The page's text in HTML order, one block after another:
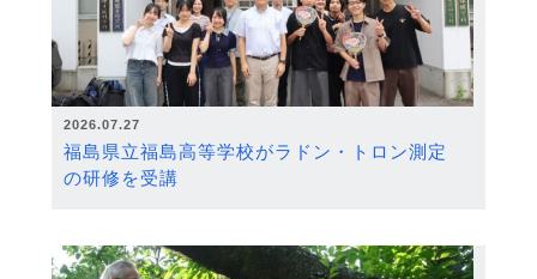
2026.07.27
福島県立福島高等学校がラドン・トロン測定
の研修を受講